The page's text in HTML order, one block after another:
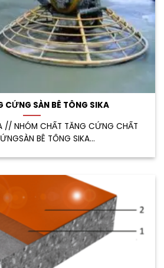
CỨNG SÀN BÊ TÔNG SIKA
// NHÓM CHẤT TĂNG CỨNG CHẤT
BÊ TÔNG SIKA...